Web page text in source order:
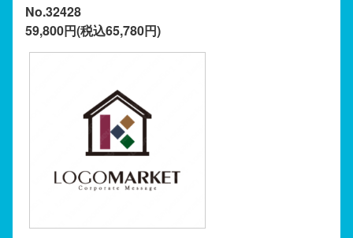
No.32428
59,800円(税込65,780円)